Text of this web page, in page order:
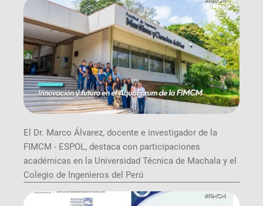
El Dr. Marco Álvarez, docente e investigador de la
FIMCM - ESPOL, destaca con participaciones
académicas en la Universidad Técnica de Machala y el
Colegio de Ingenieros del Perú